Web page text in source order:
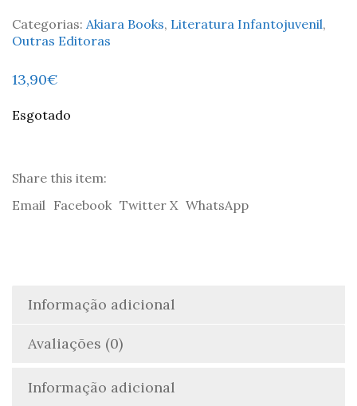
Categorias: Akiara Books, Literatura Infantojuvenil,
Outras Editoras
13,90€
Esgotado
Share this item:
Email Facebook Twitter X WhatsApp
Informação adicional
Avaliações (0)
Informação adicional